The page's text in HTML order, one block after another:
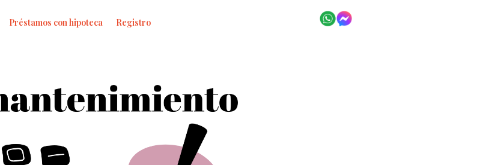
Préstamos con hipoteca Registro